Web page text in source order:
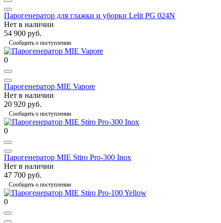
Парогенератор для глажки и уборки Lelit PG 024N
Нет в наличии
54 900 руб.
Сообщить о поступлении
0
Парогенератор MIE Vapore
Нет в наличии
20 920 руб.
Сообщить о поступлении
0
Парогенератор MIE Stiro Pro-300 Inox
Нет в наличии
47 700 руб.
Сообщить о поступлении
0